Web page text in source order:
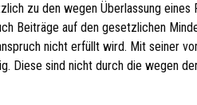
zu den wegen Überlassung
Beiträge auf den gesetzlichen
nicht erfüllt wird. Mit seiner
Diese sind nicht durch die wegen